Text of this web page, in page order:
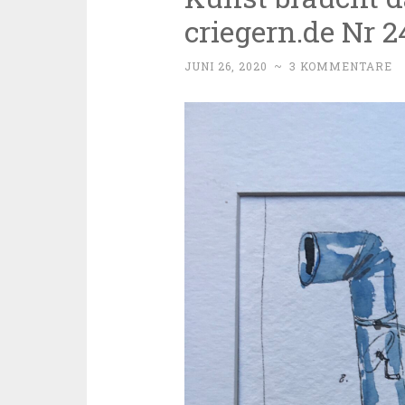
criegern.de Nr
JUNI 26, 2020 ~ 3 KOMMENTARE